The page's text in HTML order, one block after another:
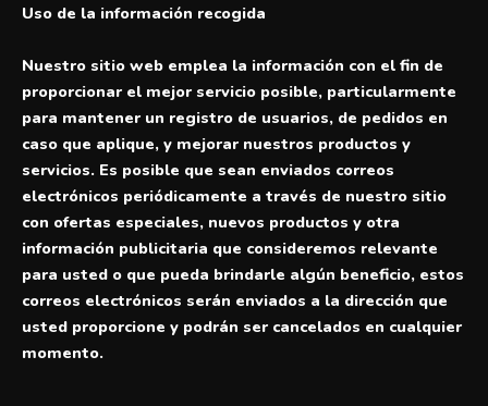
Uso de la información recogida
Nuestro sitio web emplea la información con el fin de
proporcionar el mejor servicio posible, particularmente
para mantener un registro de usuarios, de pedidos en
caso que aplique, y mejorar nuestros productos y
servicios. Es posible que sean enviados correos
electrónicos periódicamente a través de nuestro sitio
con ofertas especiales, nuevos productos y otra
información publicitaria que consideremos relevante
para usted o que pueda brindarle algún beneficio, estos
correos electrónicos serán enviados a la dirección que
usted proporcione y podrán ser cancelados en cualquier
momento.